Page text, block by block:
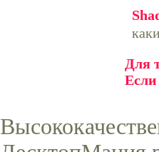
Для
Если